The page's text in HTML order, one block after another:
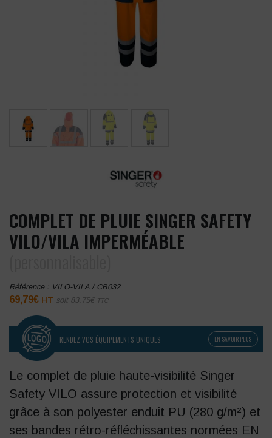
COMPLET DE PLUIE SINGER SAFETY
VILO/VILA IMPERMÉABLE
Référence : VILO-VILA / CB032
69,79€ HT soit 83,75€ TTC
RENDEZ VOS ÉQUIPEMENTS UNIQUES EN SAVOIR PLUS
Le complet de pluie haute-visibilité Singer
Safety VILO assure protection et visibilité
grâce à son polyester enduit PU (280 g/m²) et
ses bandes rétro-réfléchissantes normées EN